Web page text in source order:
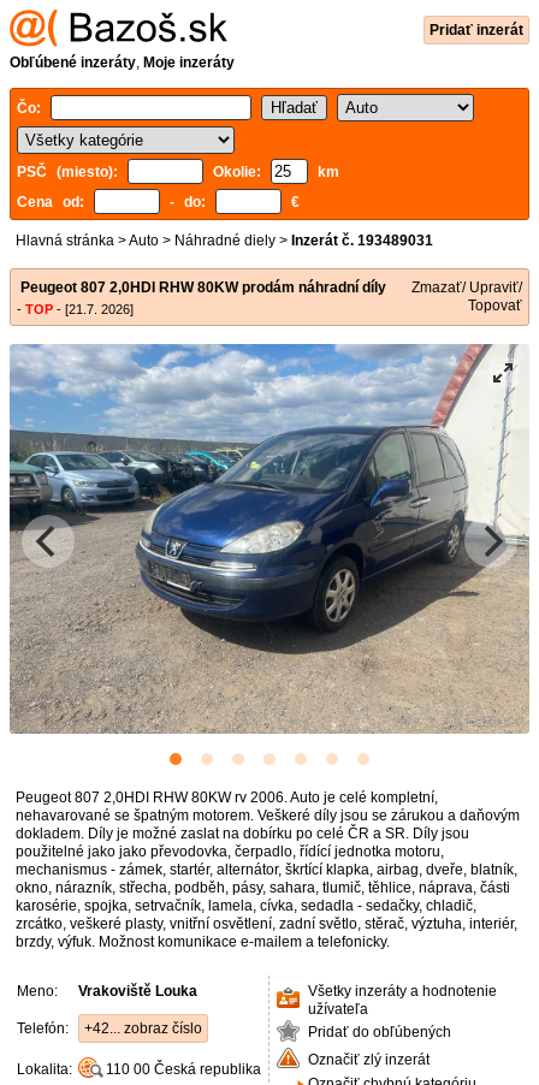
Pridať inzerát
Obľúbené inzeráty, Moje inzeráty
Čo:
PSČ (miesto): Okolie:
km
Cena od:
- do: €
Hlavná stránka >Auto > Náhradné diely > Inzerát č. 193489031
Peugeot 807 2,0HDI RHW 80KW prodám náhradní díly
- TOP - [21.7. 2026]
Zmazať/ Upraviť/
Topovať
Peugeot 807 2,0HDI RHW 80KW rv 2006. Auto je celé kompletní,
nehavarované se špatným motorem. Veškeré díly jsou se zárukou a daňovým
dokladem. Díly je možné zaslat na dobírku po celé ČR a SR. Díly jsou
použitelné jako jako převodovka, čerpadlo, řídící jednotka motoru,
mechanismus - zámek, startér, alternátor, škrtící klapka, airbag, dveře, blatník,
okno, nárazník, střecha, podběh, pásy, sahara, tlumič, těhlice, náprava, části
karosérie, spojka, setrvačník, lamela, cívka, sedadla - sedačky, chladič,
zrcátko, veškeré plasty, vnitřní osvětlení, zadní světlo, stěrač, výztuha, interiér,
brzdy, výfuk. Možnost komunikace e-mailem a telefonicky.
Meno: Vrakoviště Louka
Telefón: +42... zobraz číslo
Lokalita: 110 00 Česká republika
Všetky inzeráty a hodnotenie
užívateľa
Pridať do obľúbených
Označiť zlý inzerát